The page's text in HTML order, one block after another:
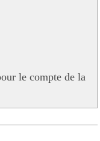
le compte de la